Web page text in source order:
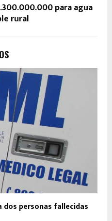
para agua
rural
dos personas fallecidas